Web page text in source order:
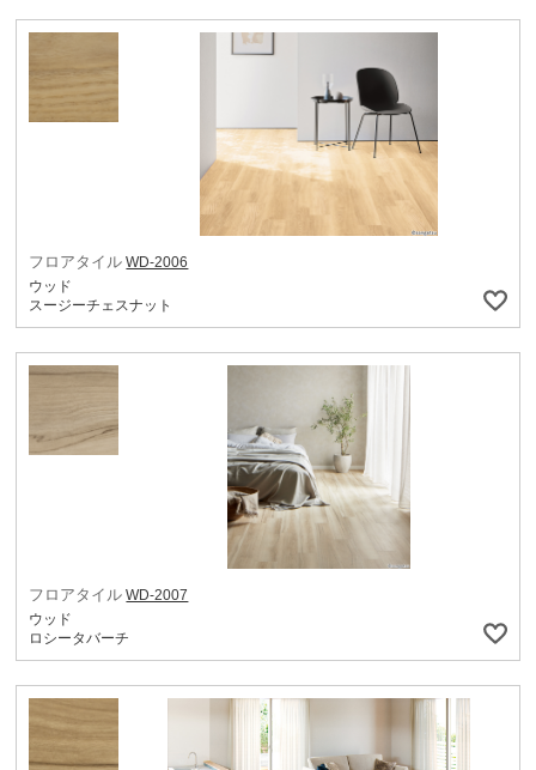
フロアタイル WD-2006
ウッド
スージーチェスナット
フロアタイル WD-2007
ウッド
ロシータバーチ